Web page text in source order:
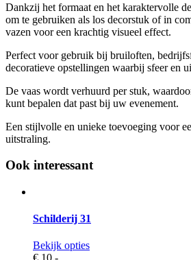
Dankzij het formaat en het karaktervolle
om te gebruiken als los decorstuk of in
vazen voor een krachtig visueel effect.
Perfect voor gebruik bij bruiloften,
decoratieve opstellingen waarbij sfeer en
De vaas wordt verhuurd per stuk,
kunt bepalen dat past bij uw evenement.
Een stijlvolle en unieke toevoeging voor
uitstraling.
Ook interessant
Schilderij 31
Bekijk opties